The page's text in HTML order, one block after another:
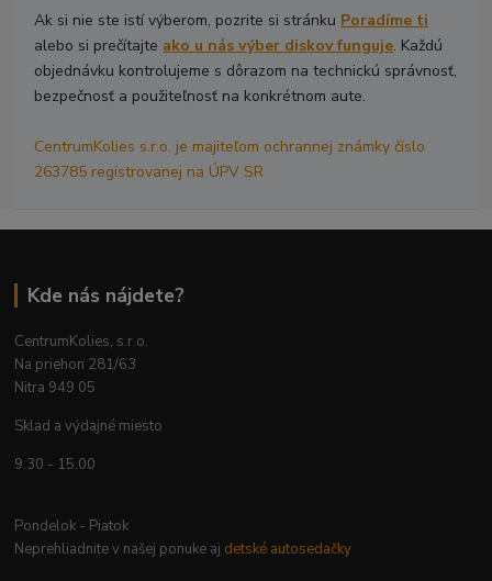
Ak si nie ste istí výberom, pozrite si stránku Poradíme ti
alebo si prečítajte ako u nás výber diskov funguje. Každú
objednávku kontrolujeme s dôrazom na technickú správnosť,
bezpečnosť a použiteľnosť na konkrétnom aute.
CentrumKolies s.r.o. je majiteľom ochrannej známky číslo
263785 registrovanej na ÚPV SR
Kde nás nájdete?
CentrumKolies, s.r.o.
Na priehon 281/63
Nitra 949 05
Sklad a výdajné miesto
9.30 - 15.00
Pondelok - Piatok
Neprehliadnite v našej ponuke aj detské autosedačky